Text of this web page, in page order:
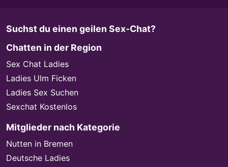
Suchst du einen geilen Sex-Chat?
Chatten in der Region
Sex Chat Ladies
Ladies Ulm Ficken
Ladies Sex Suchen
Sexchat Kostenlos
Mitglieder nach Kategorie
Nutten in Bremen
Deutsche Ladies